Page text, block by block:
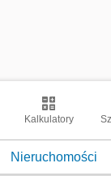
Kalkulatory
Nieruchomości